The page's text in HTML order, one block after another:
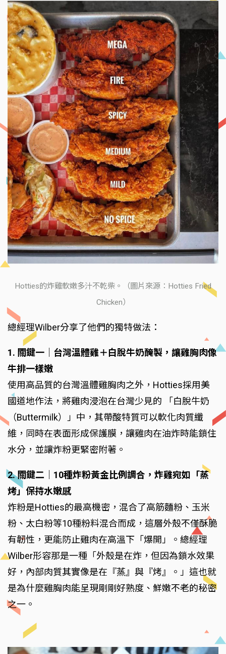
Hotties的炸雞軟嫩多汁不乾柴。（圖片來源：Hotties Fried
Chicken）
總經理Wilber分享了他們的獨特做法：
1. 關鍵一｜台灣溫體雞＋白脫牛奶醃製，讓雞胸肉像
牛排一樣嫩
使用高品質的台灣溫體雞胸肉之外，Hotties採用美
國道地作法，將雞肉浸泡在台灣少見的 「白脫牛奶
（Buttermilk）」中，其帶酸特質可以軟化肉質纖
維，同時在表面形成保護膜，讓雞肉在油炸時能鎖住
水分，並讓炸粉更緊密附著。
2. 關鍵二｜10種炸粉黃金比例調合，炸雞宛如「蒸
烤」保持水嫩感
炸粉是Hotties的最高機密，混合了高筋麵粉、玉米
粉、太白粉等10種粉料混合而成，這層外殼不僅酥脆
有韌性，更能防止雞肉在高溫下「爆開」。總經理
Wilber形容那是一種「外殼是在炸，但因為鎖水效果
好，內部肉質其實像是在『蒸』與『烤』。」這也就
是為什麼雞胸肉能呈現剛剛好熟度、鮮嫩不老的秘密
之一。